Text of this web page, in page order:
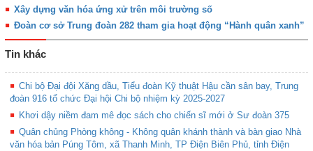
Xây dựng văn hóa ứng xử trên môi trường số
Đoàn cơ sở Trung đoàn 282 tham gia hoạt động “Hành quân xanh”
Tin khác
Chi bộ Đại đội Xăng dầu, Tiểu đoàn Kỹ thuật Hậu cần sân bay, Trung
đoàn 916 tổ chức Đại hội Chi bộ nhiệm kỳ 2025-2027
Khơi dậy niềm đam mê đọc sách cho chiến sĩ mới ở Sư đoàn 375
Quân chủng Phòng không - Không quân khánh thành và bàn giao Nhà
văn hóa bản Púng Tôm, xã Thanh Minh, TP Điện Biên Phủ, tỉnh Điện